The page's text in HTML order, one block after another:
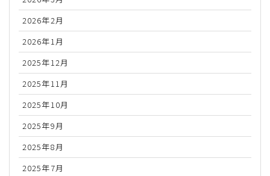
2026年2月
2026年1月
2025年12月
2025年11月
2025年10月
2025年9月
2025年8月
2025年7月